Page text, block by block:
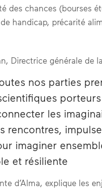
des chances (bourses
handicap, précarité
Directrice générale de
nos parties
les
rencontres,
imaginer
et résiliente
d’Alma, explique les